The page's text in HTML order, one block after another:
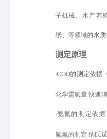
子机械、水产养
纸、等领域的水质
测定原理
•COD的测定依据
化学需氧量 快速
•氨氮的测定依据
氨氮的测定 纳氏